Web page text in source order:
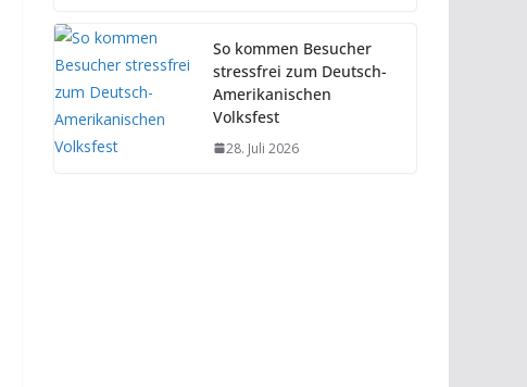
So kommen Besucher
stressfrei zum Deutsch-
Amerikanischen
Volksfest
28. Juli 2026